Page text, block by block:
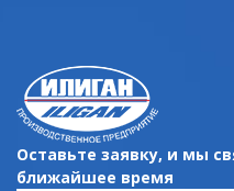
Оставьте заявку, и мы
ближайшее время